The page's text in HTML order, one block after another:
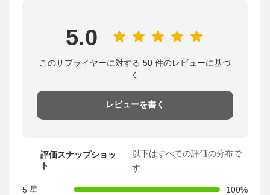
5.0
このサプライヤーに対する 50 件のレビューに基づ
く
レビューを書く
評価スナップショッ
ト
以下はすべての評価の分布で
す
5 星
100%